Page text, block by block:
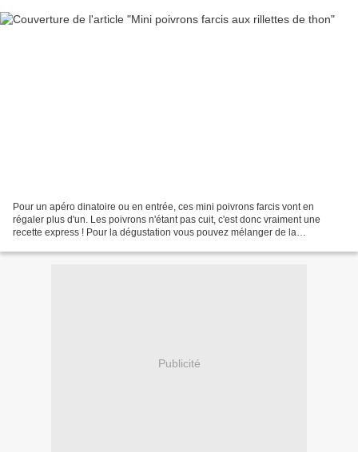
Pour un apéro dinatoire ou en entrée, ces mini poivrons farcis vont en
régaler plus d'un. Les poivrons n'étant pas cuit, c'est donc vraiment une
recette express ! Pour la dégustation vous pouvez mélanger de la
Publicité